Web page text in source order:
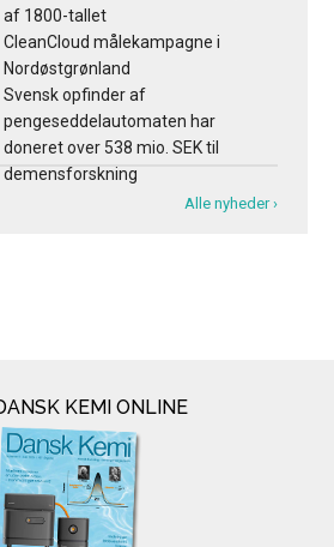
af 1800-tallet
CleanCloud målekampagne i
Nordøstgrønland
Svensk opfinder af
pengeseddelautomaten har
doneret over 538 mio. SEK til
demensforskning
Alle nyheder ›
KEMI ONLINE